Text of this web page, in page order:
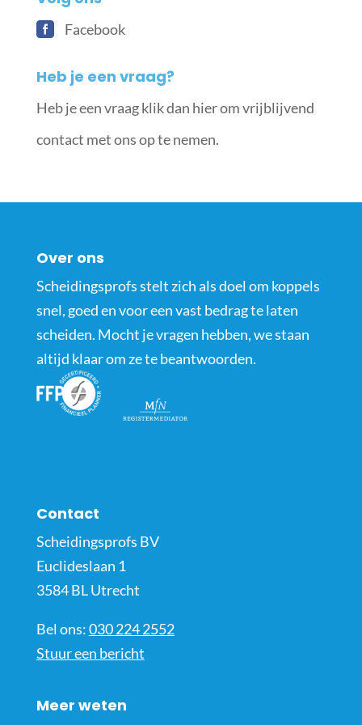
Facebook
Heb je een vraag?
Heb je een vraag klik dan hier om vrijblijvend
contact met ons op te nemen.
Over ons
Scheidingsprofs stelt zich als doel om koppels
snel, goed en voor een vast bedrag te laten
scheiden. Mocht je vragen hebben, we staan
altijd klaar om ze te beantwoorden.
Contact
Scheidingsprofs BV
Euclideslaan 1
3584 BL Utrecht
Bel ons:030 224 2552
Stuur een bericht
Meer weten